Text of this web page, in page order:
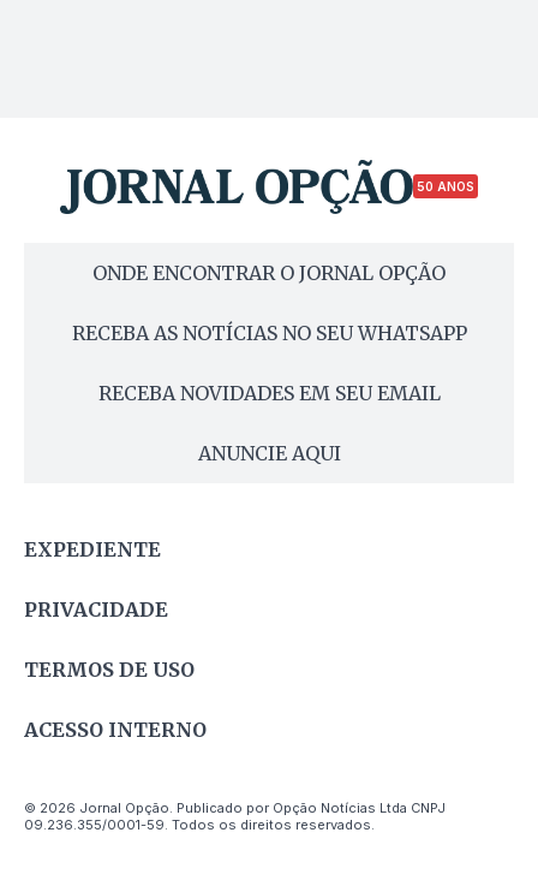
50 ANOS
ONDE ENCONTRAR O JORNAL OPÇÃO
RECEBA AS NOTÍCIAS NO SEU WHATSAPP
RECEBA NOVIDADES EM SEU EMAIL
ANUNCIE AQUI
EXPEDIENTE
PRIVACIDADE
TERMOS DE USO
ACESSO INTERNO
© 2026 Jornal Opção. Publicado por Opção Notícias Ltda CNPJ
09.236.355/0001-59. Todos os direitos reservados.